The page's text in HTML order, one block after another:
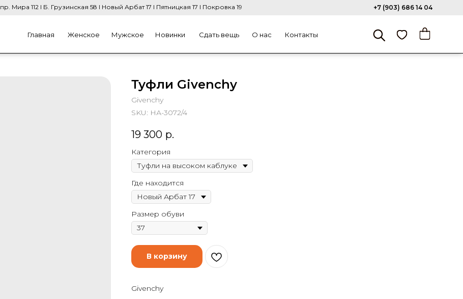
Главная Женское Мужское Новинки Сдать вещь О нас Контакты
пр. Мира 112 I Б. Грузинская 58 I Новый Арбат 17 I Пятницкая 17 I Покровка 19 +7 (903) 686 14 04
Туфли Givenchy
Givenchy
SKU: НА-3072/4
19 300 р.
Категория
Где находится
Размер обуви
В корзину
Givenchy